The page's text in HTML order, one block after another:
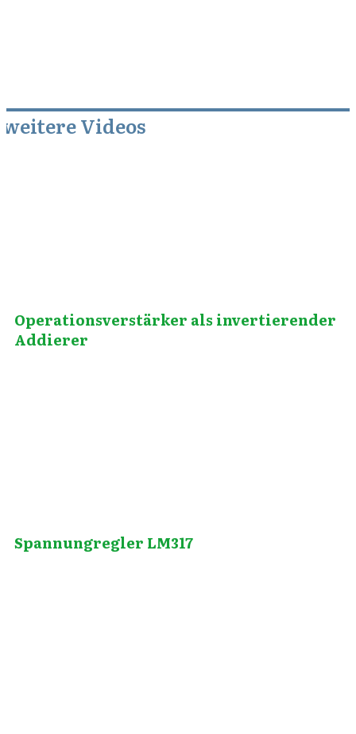
weitere Videos
Operationsverstärker als invertierender
Addierer
Spannungregler LM317